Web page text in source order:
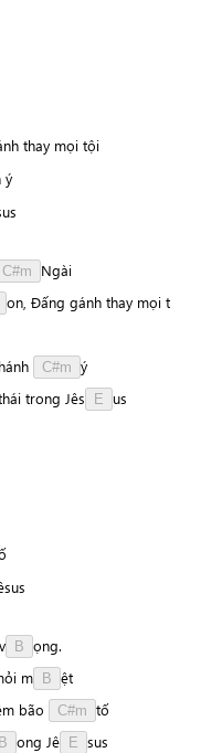
thay mọi tội
ý
C#m Ngài
on Đấng gánh thay mọi t
C#m ý
trong Jês E us
v B ọng.
m B ệt
m bão C#m tố
B ong Jê E sus